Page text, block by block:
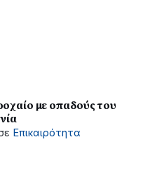
με οπαδούς του
Επικαιρότητα